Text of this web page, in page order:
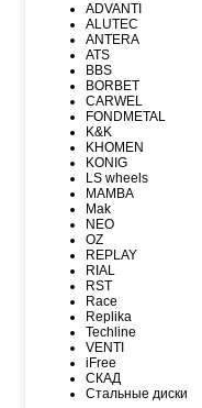
MARSHAL
MATADOR
MAXXIS
MICHELIN
MIRAGE
NEXEN
NITTO
NOKIAN
NOKIAN NORDMAN
Nordman Nordman
ONYX
PACE
PIRELLI
PIRELLI Formula
ROADCRUZA
ROADKING
ROADMARCH
ROADSTONE
ROTALLA
SAILUN
SATOYA
SONIX
SUNFULL
TIGAR
TORERO
TORQUE
ADVANTI
ALUTEC
ANTERA
ATS
BBS
BORBET
CARWEL
FONDMETAL
K&K
KHOMEN
KONIG
LS wheels
MAMBA
Mak
NEO
OZ
REPLAY
RIAL
RST
Race
Replika
Techline
VENTI
iFree
СКАД
Стальные диски